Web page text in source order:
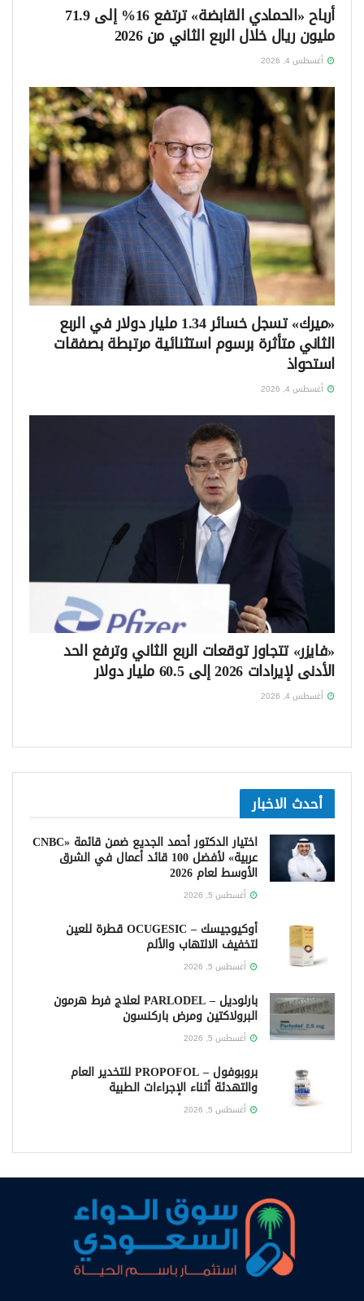
أرباح «الحمادي القابضة» ترتفع 16% إلى 71.9
مليون ريال خلال الربع الثاني من 2026
أغسطس 4, 2026
«ميرك» تسجل خسائر 1.34 مليار دولار في الربع
الثاني متأثرة برسوم استثنائية مرتبطة بصفقات
استحواذ
أغسطس 4, 2026
«فايزر» تتجاوز توقعات الربع الثاني وترفع الحد
الأدنى لإيرادات 2026 إلى 60.5 مليار دولار
أغسطس 4, 2026
أحدث الاخبار
اختيار الدكتور أحمد الجديع ضمن قائمة «CNBC
عربية» لأفضل 100 قائد أعمال في الشرق
الأوسط لعام 2026
أغسطس 5, 2026
أوكيوجيسك – OCUGESIC قطرة للعين
لتخفيف الالتهاب والألم
أغسطس 5, 2026
بارلوديل – PARLODEL لعلاج فرط هرمون
البرولاكتين ومرض باركنسون
أغسطس 5, 2026
بروبوفول – PROPOFOL للتخدير العام
والتهدئة أثناء الإجراءات الطبية
أغسطس 5, 2026